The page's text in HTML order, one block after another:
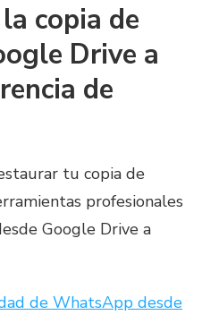
copia de
Drive a
de
tu copia de
profesionales
Google Drive a
de WhatsApp desde